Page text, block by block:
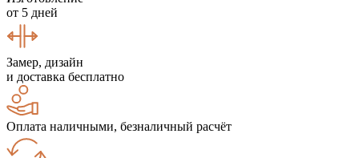
от 5 дней
Замер, дизайн
и доставка бесплатно
Оплата наличными, безналичный расчёт